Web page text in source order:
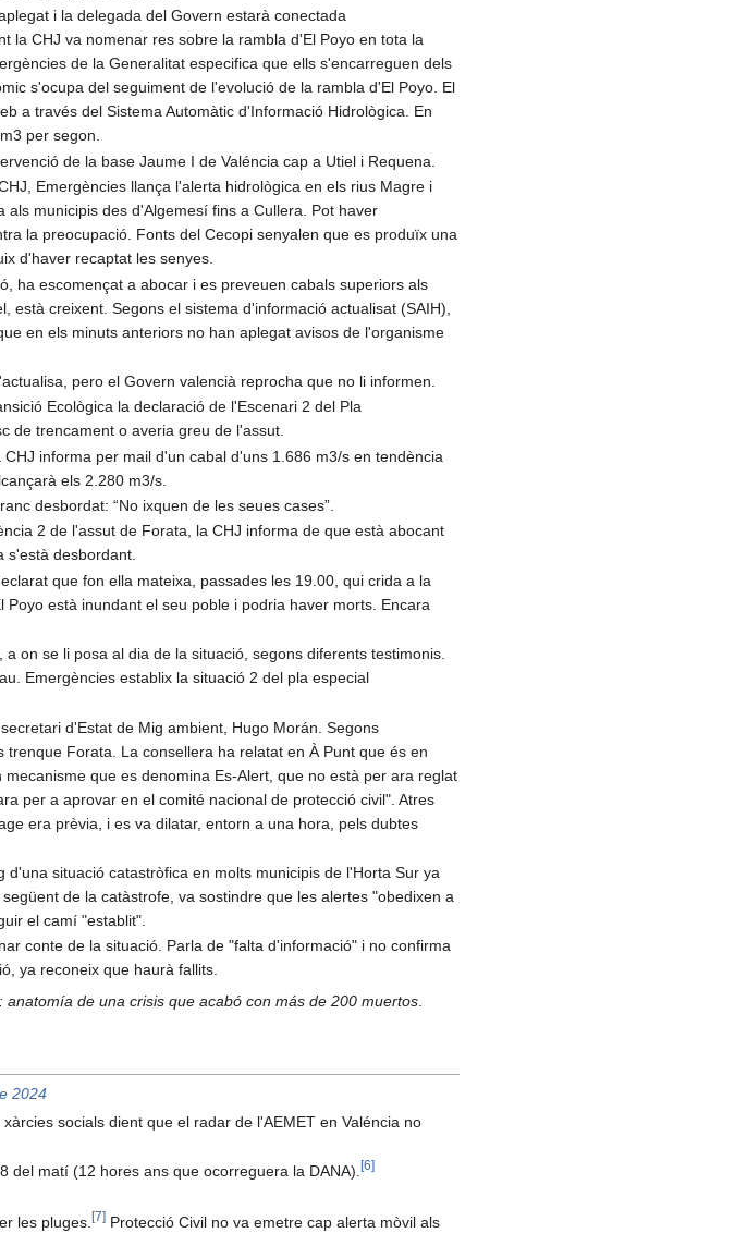
i la delegada del Govern estarà conectada
la CHJ va nomenar res sobre la rambla d'El Poyo en tota la
de la Generalitat especifica que ells s'encarreguen dels
s'ocupa del seguiment de l'evolució de la rambla d'El Poyo. El
a través del Sistema Automàtic d'Informació Hidrològica. En
per segon.
de la base Jaume I de Valéncia cap a Utiel i Requena.
Emergències llança l'alerta hidrològica en els rius Magre i
municipis des d'Algemesí fins a Cullera. Pot haver
la preocupació. Fonts del Cecopi senyalen que es produïx una
d'haver recaptat les senyes.
ha escomençat a abocar i es preveuen cabals superiors als
creixent. Segons el sistema d'informació actualisat (SAIH),
en els minuts anteriors no han aplegat avisos de l'organisme
pero el Govern valencià reprocha que no li informen.
Ecològica la declaració de l'Escenari 2 del Pla
de trencament o averia greu de l'assut.
informa per mail d'un cabal d'uns 1.686 m3/s en tendència
els 2.280 m3/s.
desbordat: “No ixquen de les seues cases”.
2 de l'assut de Forata, la CHJ informa de que està abocant
s'està desbordant.
que fon ella mateixa, passades les 19.00, qui crida a la
està inundant el seu poble i podria haver morts. Encara
on se li posa al dia de la situació, segons diferents testimonis.
Emergències establix la situació 2 del pla especial
d'Estat de Mig ambient, Hugo Morán. Segons
Forata. La consellera ha relatat en À Punt que és en
que es denomina Es-Alert, que no està per ara reglat
per a aprovar en el comité nacional de protecció civil". Atres
era prèvia, i es va dilatar, entorn a una hora, pels dubtes
situació catastròfica en molts municipis de l'Horta Sur ya
de la catàstrofe, va sostindre que les alertes "obedixen a
el camí "establit".
conte de la situació. Parla de "falta d'informació" i no confirma
ya reconeix que haurà fallits.
anatomía de una crisis que acabó con más de 200 muertos.
2024
socials dient que el radar de l'AEMET en Valéncia no
del matí (12 hores ans que ocorreguera la DANA).[6]
les pluges.[7] Protecció Civil no va emetre cap alerta mòvil als